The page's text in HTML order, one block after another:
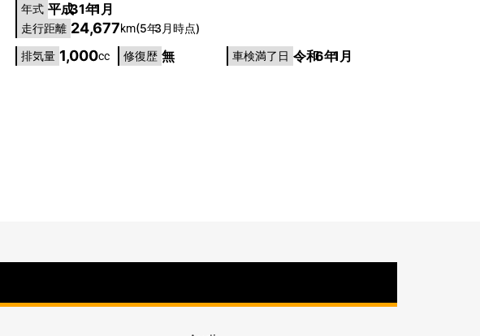
年式 平成31年1月
走行距離 24,677km(5年3月時点)
排気量 1,000cc 修復歴 無 車検満了日 令和6年1月